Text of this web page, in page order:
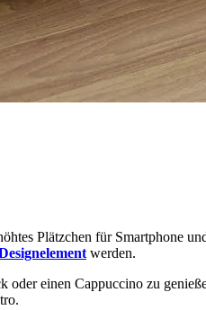
Plätzchen für Smartphone
werden.
einen Cappuccino zu